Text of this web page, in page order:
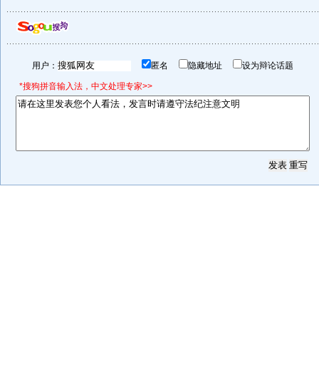
用户： 匿名 隐藏地址 设为辩论话题
*搜狗拼音输入法，中文处理专家>>